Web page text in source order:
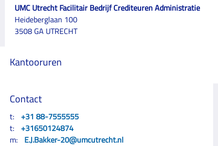
UMC Utrecht Facilitair Bedrijf Crediteuren Administratie
Heideberglaan 100
3508 GA UTRECHT
Kantooruren
Contact
t: +31 88-7555555
t: +31650124874
m:
E.J.Bakker-20@umcutrecht.nl